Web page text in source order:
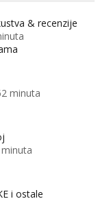
& recenzije
minuta
i ostale